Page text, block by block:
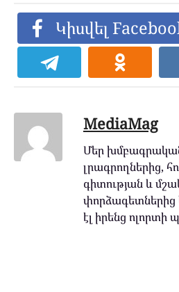
Կիսվել
MediaMag
Մեր
լրագրողներից,
գիտության և
փորձագետներից
էլ իրենց ոլորտի